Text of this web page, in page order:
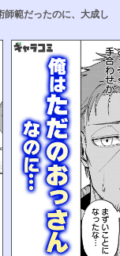
師範だったのに、大成し